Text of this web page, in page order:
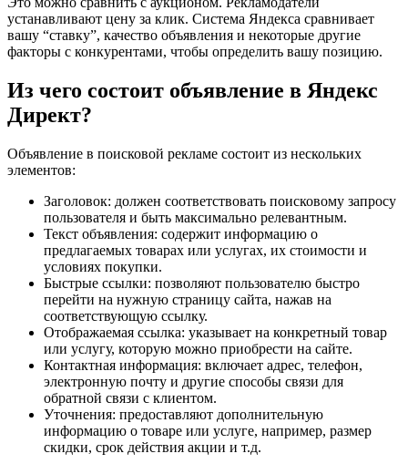
устанавливают цену за клик. Система Яндекса сравнивает
вашу “ставку”, качество объявления и некоторые другие
факторы с конкурентами, чтобы определить вашу позицию.
Из чего состоит объявление в Яндекс
Директ?
Объявление в поисковой рекламе состоит из нескольких
элементов:
Заголовок: должен соответствовать поисковому запросу
пользователя и быть максимально релевантным.
Текст объявления: содержит информацию о
предлагаемых товарах или услугах, их стоимости и
условиях покупки.
Быстрые ссылки: позволяют пользователю быстро
перейти на нужную страницу сайта, нажав на
соответствующую ссылку.
Отображаемая ссылка: указывает на конкретный товар
или услугу, которую можно приобрести на сайте.
Контактная информация: включает адрес, телефон,
электронную почту и другие способы связи для
обратной связи с клиентом.
Уточнения: предоставляют дополнительную
информацию о товаре или услуге, например, размер
скидки, срок действия акции и т.д.